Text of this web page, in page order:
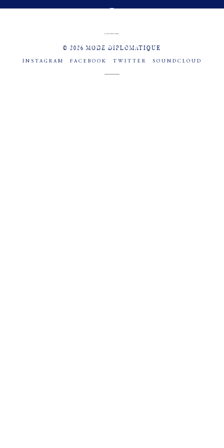
© 2026 MODE DIPLOMATIQUE
INSTAGRAM FACEBOOK TWITTER SOUNDCLOUD